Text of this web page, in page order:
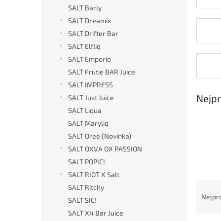
SALT Barly
SALT Dreamix
SALT Drifter Bar
SALT Elfliq
SALT Emporio
SALT Frutie BAR Juice
SALT IMPRESS
SALT Just Juice
SALT Liqua
SALT Maryliq
SALT Oree (Novinka)
SALT OXVA OX PASSION
SALT POPIC!
SALT RIOT X Salt
SALT Ritchy
SALT SIC!
SALT X4 Bar Juice